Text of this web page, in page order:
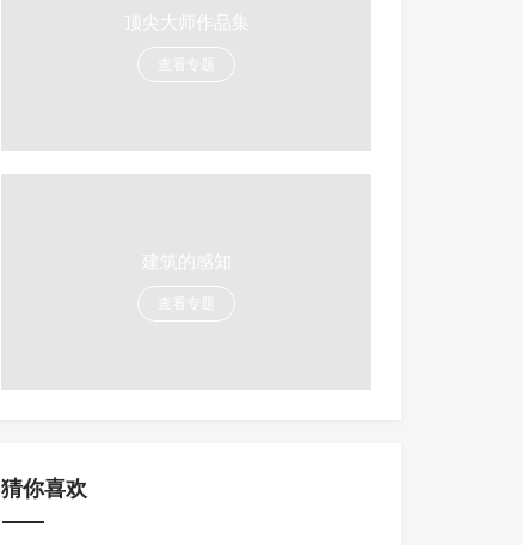
顶尖大师作品集
查看专题
建筑的感知
查看专题
猜你喜欢
首发·李想 | 繁华闹市中撕开的时空缺